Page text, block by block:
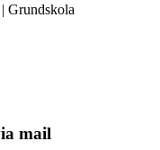
Grundskola
mail